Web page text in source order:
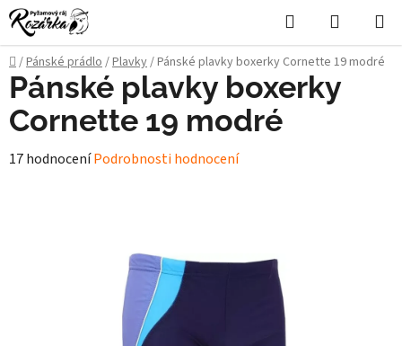
Přejít
na
obsah
Hledat
KOŠÍK
Domů
/Pánské prádlo/Plavky/Pánské plavky boxerky Cornette 19 modré
Pánské plavky boxerky
Cornette 19 modré
Průměrné
17 hodnoceníPodrobnosti hodnocení